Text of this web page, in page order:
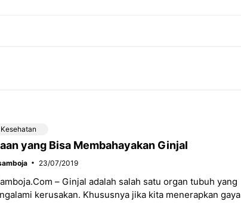
yang Bisa Membahayakan Ginjal
23/07/2019
– Ginjal adalah salah satu organ tubuh yang
kerusakan. Khususnya jika kita menerapkan gaya